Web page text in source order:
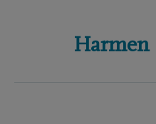
Harmen